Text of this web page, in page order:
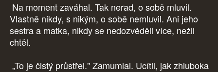
Na moment zaváhal. Tak nerad, o sobě mluvil.
Vlastně nikdy, s nikým, o sobě nemluvil. Ani jeho
sestra a matka, nikdy se nedozvěděli více, nežli
chtěl.
„To je čistý průstřel." Zamumlal. Ucítil, jak zhluboka